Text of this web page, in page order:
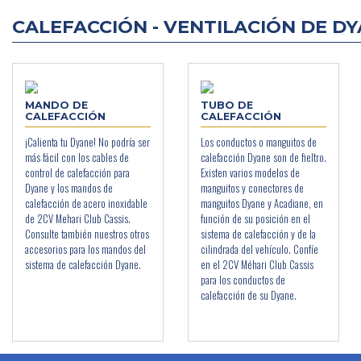
CALEFACCIÓN - VENTILACIÓN DE
MANDO DE
CALEFACCIÓN
¡Calienta tu Dyane! No podría ser
más fácil con los cables de
control de calefacción para
Dyane y los mandos de
calefacción de acero inoxidable
de 2CV Mehari Club Cassis.
Consulte también nuestros otros
accesorios para los mandos del
sistema de calefacción Dyane.
TUBO DE
CALEFACCIÓN
Los conductos o manguitos de
calefacción Dyane son de fieltro.
Existen varios modelos de
manguitos y conectores de
manguitos Dyane y Acadiane, en
función de su posición en el
sistema de calefacción y de la
cilindrada del vehículo. Confíe
en el 2CV Méhari Club Cassis
para los conductos de
calefacción de su Dyane.